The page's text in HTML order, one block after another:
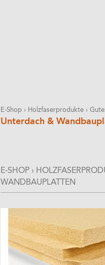
E-Shop › Holzfaserprodukte ›
Unterdach &
E-SHOP ›
WANDBAUPLATTEN